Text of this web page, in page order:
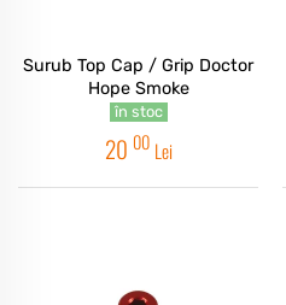
Surub Top Cap / Grip Doctor
Hope Smoke
în stoc
20 00 Lei